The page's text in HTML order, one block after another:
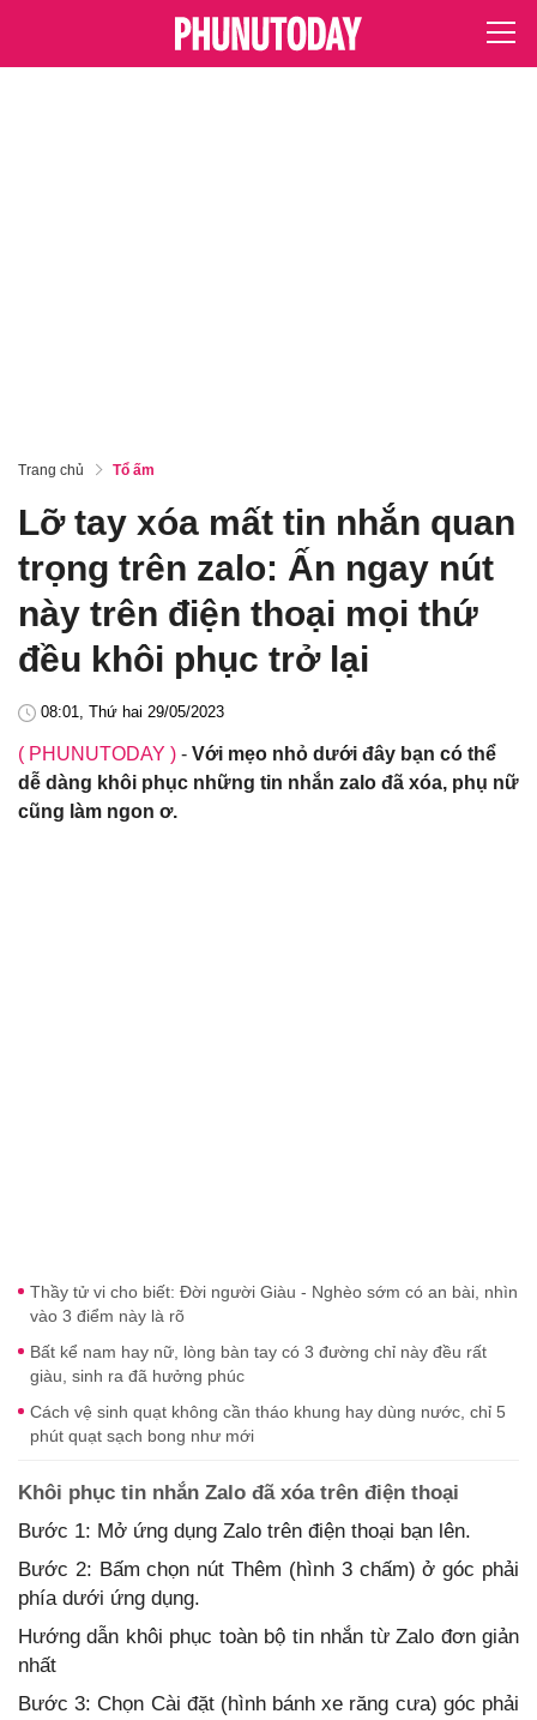
Trang chủ Tổ ấm
Lỡ tay xóa mất tin nhắn quan
trọng trên zalo: Ấn ngay nút
này trên điện thoại mọi thứ
đều khôi phục trở lại
08:01, Thứ hai 29/05/2023
( PHUNUTODAY ) - Với mẹo nhỏ dưới đây bạn có thể
dễ dàng khôi phục những tin nhắn zalo đã xóa, phụ nữ
cũng làm ngon ơ.
Thầy tử vi cho biết: Đời người Giàu - Nghèo sớm có an bài, nhìn
vào 3 điểm này là rõ
Bất kể nam hay nữ, lòng bàn tay có 3 đường chỉ này đều rất
giàu, sinh ra đã hưởng phúc
Cách vệ sinh quạt không cần tháo khung hay dùng nước, chỉ 5
phút quạt sạch bong như mới
Khôi phục tin nhắn Zalo đã xóa trên điện thoại
Bước 1: Mở ứng dụng Zalo trên điện thoại bạn lên.
Bước 2: Bấm chọn nút Thêm (hình 3 chấm) ở góc phải
phía dưới ứng dụng.
Hướng dẫn khôi phục toàn bộ tin nhắn từ Zalo đơn giản
nhất
Bước 3: Chọn Cài đặt (hình bánh xe răng cưa) góc phải